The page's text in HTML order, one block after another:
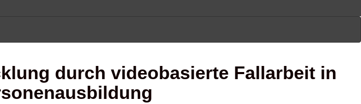
durch videobasierte Fallarbeit in